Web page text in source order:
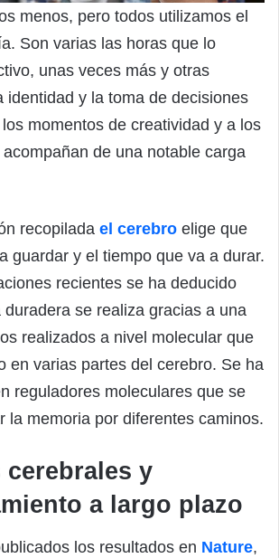
menos, pero todos utilizamos el
Son varias las horas que lo
unas veces más y otras
identidad y la toma de decisiones
momentos de creatividad y a los
de una notable carga
recopilada el cerebro elige que
guardar y el tiempo que va a durar.
recientes se ha deducido
se realiza gracias a una
realizados a nivel molecular que
en varias partes del cerebro. Se ha
reguladores moleculares que se
la memoria por diferentes caminos.
cerebrales y
a largo plazo
los resultados en Nature,